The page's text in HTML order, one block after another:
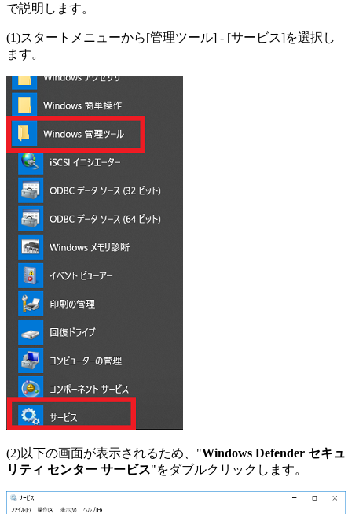
で説明します。
(1)スタートメニューから[管理ツール] - [サービス]を選択し
ます。
(2)以下の画面が表示されるため、"Windows Defender セキュ
リティ センター サービス"をダブルクリックします。